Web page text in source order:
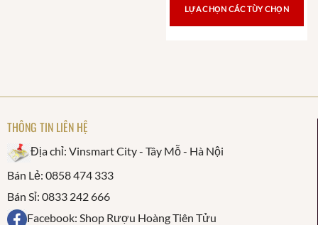
LỰA CHỌN CÁC TÙY CHỌN
THÔNG TIN LIÊN HỆ
Địa chỉ: Vinsmart City - Tây Mỗ - Hà Nội
Bán Lẻ: 0858 474 333
Bán Sỉ: 0833 242 666
Facebook: Shop Rượu Hoàng Tiên Tửu